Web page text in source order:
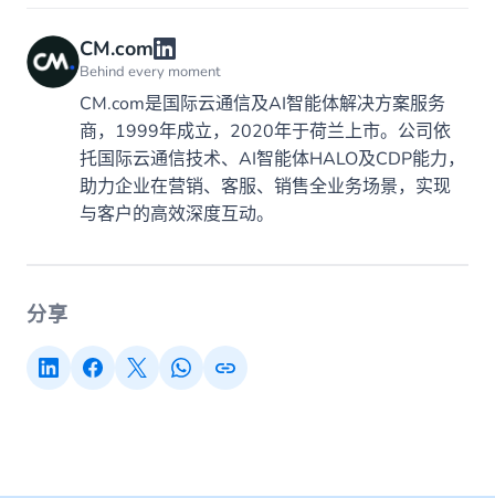
CM.com
Behind every moment
CM.com是国际云通信及AI智能体解决方案服务
商，1999年成立，2020年于荷兰上市。公司依
托国际云通信技术、AI智能体HALO及CDP能力，
助力企业在营销、客服、销售全业务场景，实现
与客户的高效深度互动。
分享